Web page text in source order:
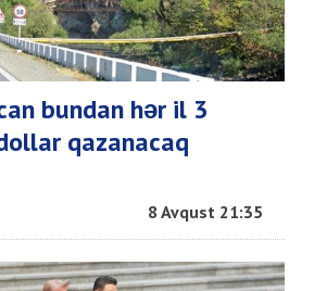
bundan hər il 3
qazanacaq
8 Avqust 21:35